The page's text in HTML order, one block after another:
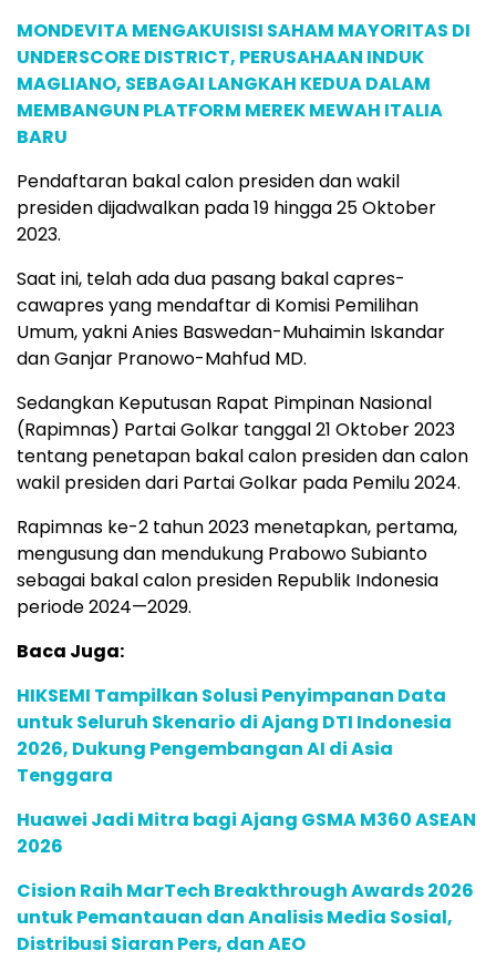
MONDEVITA MENGAKUISISI SAHAM MAYORITAS DI
UNDERSCORE DISTRICT, PERUSAHAAN INDUK
MAGLIANO, SEBAGAI LANGKAH KEDUA DALAM
MEMBANGUN PLATFORM MEREK MEWAH ITALIA
BARU
Pendaftaran bakal calon presiden dan wakil
presiden dijadwalkan pada 19 hingga 25 Oktober
2023.
Saat ini, telah ada dua pasang bakal capres-
cawapres yang mendaftar di Komisi Pemilihan
Umum, yakni Anies Baswedan-Muhaimin Iskandar
dan Ganjar Pranowo-Mahfud MD.
Sedangkan Keputusan Rapat Pimpinan Nasional
(Rapimnas) Partai Golkar tanggal 21 Oktober 2023
tentang penetapan bakal calon presiden dan calon
wakil presiden dari Partai Golkar pada Pemilu 2024.
Rapimnas ke-2 tahun 2023 menetapkan, pertama,
mengusung dan mendukung Prabowo Subianto
sebagai bakal calon presiden Republik Indonesia
periode 2024—2029.
Baca Juga:
HIKSEMI Tampilkan Solusi Penyimpanan Data
untuk Seluruh Skenario di Ajang DTI Indonesia
2026, Dukung Pengembangan AI di Asia
Tenggara
Huawei Jadi Mitra bagi Ajang GSMA M360 ASEAN
2026
Cision Raih MarTech Breakthrough Awards 2026
untuk Pemantauan dan Analisis Media Sosial,
Distribusi Siaran Pers, dan AEO